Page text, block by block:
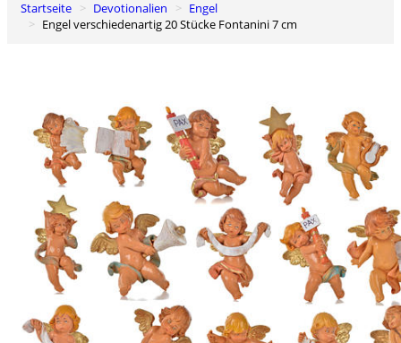
0
Warenkorb
Startseite Devotionalien
Engel
Engel verschiedenartig 20 Stücke Fontanini 7 cm